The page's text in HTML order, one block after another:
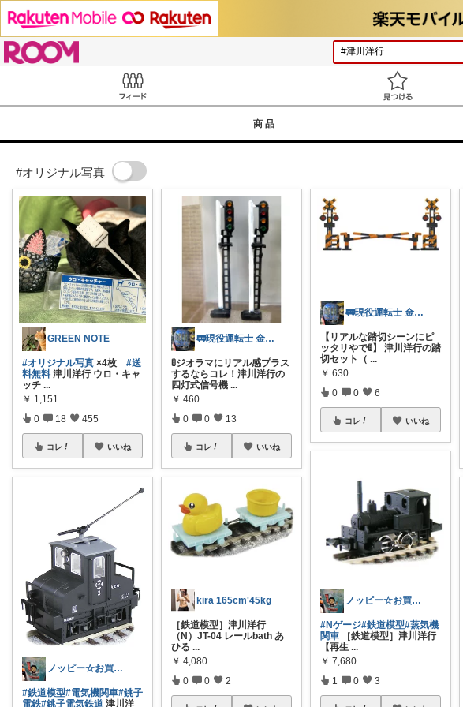
商品
#オリジナル写真
GREEN NOTE
#オリジナル写真 ×4枚 #送
料無料 津川洋行 ウロ・キャ
ッチ ...
￥ 1,151
0 18 455
コレ いいね
ノッピー☆お買い上げ感謝します🙇☆
#鉄道模型#電気機関車#銚子
電鉄#銚子電気鉄道 津川洋
🚃現役運転士 金魚🐠
🚦ジオラマにリアル感プラス
するならコレ！津川洋行の
四灯式信号機 ...
￥ 460
0 0 13
コレ いいね
kira 165cm'45kg
［鉄道模型］津川洋行
（N）JT-04 レールbath あ
ひる ...
￥ 4,080
0 0 2
🚃現役運転士 金魚🐠
【リアルな踏切シーンにピ
ッタリやで🚦】 津川洋行の踏
切セット（ ...
￥ 630
0 0 6
コレ いいね
ノッピー☆お買い上げ感謝します🙇☆
#Nゲージ#鉄道模型#蒸気機
関車 ［鉄道模型］津川洋行
【再生 ...
￥ 7,680
1 0 3